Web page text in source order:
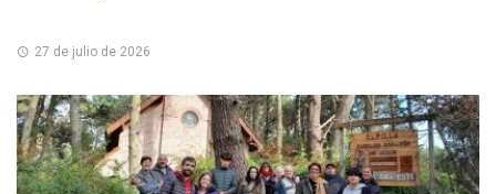
27 de julio de 2026